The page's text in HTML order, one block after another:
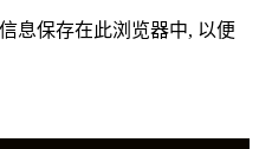
息保存在此浏览器中, 以便